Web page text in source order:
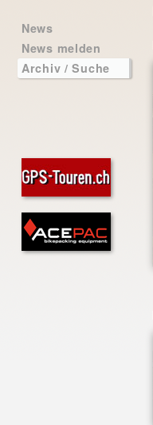
News
News melden
Archiv / Suche